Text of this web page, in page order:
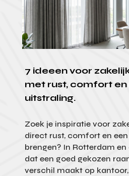
7 ideeen voor
met rust, comfort
uitstraling.
Zoek je inspiratie voor
direct rust, comfort en
brengen? In Rotterdam
dat een goed gekozen
verschil maakt op